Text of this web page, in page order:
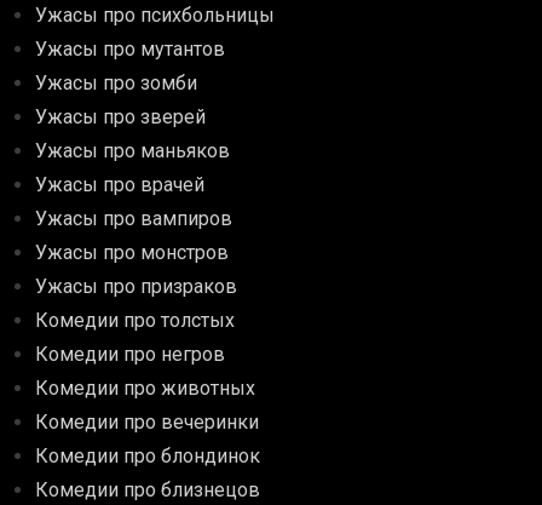
Ужасы про психбольницы
Ужасы про мутантов
Ужасы про зомби
Ужасы про зверей
Ужасы про маньяков
Ужасы про врачей
Ужасы про вампиров
Ужасы про монстров
Ужасы про призраков
Комедии про толстых
Комедии про негров
Комедии про животных
Комедии про вечеринки
Комедии про блондинок
Комедии про близнецов